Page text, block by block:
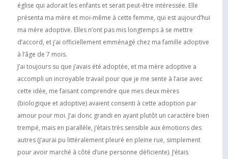
église qui adorait les enfants et serait peut-être intéressée. Elle
présenta ma mère et moi-même à cette femme, qui est aujourd’hui
ma mère adoptive. Elles n’ont pas mis longtemps à se mettre
d’accord, et j’ai officiellement emménagé chez ma famille adoptive
à l’âge de 7 mois.
J’ai toujours su que j’avais été adoptée, et ma mère adoptive a
accompli un incroyable travail pour que je me sente à l’aise avec
cette idée, me faisant comprendre que mes deux mères
(biologique et adoptive) avaient consenti à cette adoption par
amour pour moi. J’ai donc grandi en ayant plutôt un caractère bien
trempé, mais en parallèle, j’étais très sensible aux émotions des
autres (j’aurai pu littéralement pleuré en pleine rue, simplement
pour avoir marché à côté d’une personne déficiente). J’étais